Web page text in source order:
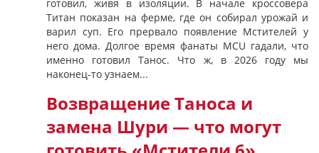
готовил, живя в изоляции. В начале кроссовера
Титан показан на ферме, где он собирал урожай и
варил суп. Его прервало появление Мстителей у
него дома. Долгое время фанаты MCU гадали, что
именно готовил Танос. Что ж, в 2026 году мы
наконец-то узнаем...
Возвращение Таноса и
замена Шури — что могут